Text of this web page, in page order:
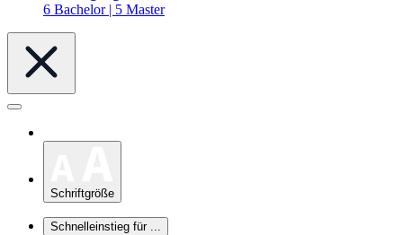
6 Bachelor | 5 Master
Schriftgröße
Schnelleinstieg für ...